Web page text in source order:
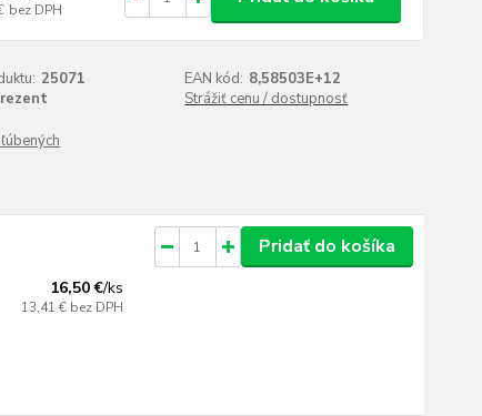
bez DPH
25071 EAN kód: 8,58503E+12
Strážiť cenu / dostupnosť
16,50 €/ks
13,41 € bez DPH
Pridať do košíka